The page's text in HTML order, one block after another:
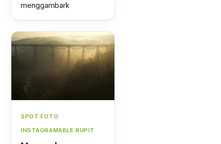
menggambark
SPOT FOTO
INSTAGRAMABLE RUPIT